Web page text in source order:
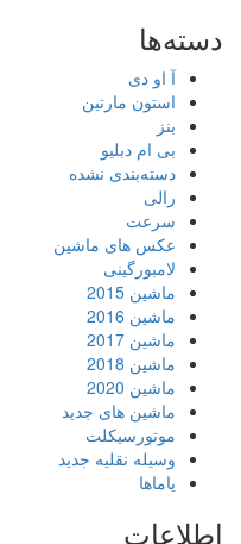
دسته‌ها
آ او دی
استون مارتین
بنز
بی ام دبلیو
دسته‌بندی نشده
رالی
سرعت
عکس های ماشین
لامبورگینی
ماشین 2015
ماشین 2016
ماشین 2017
ماشین 2018
ماشین 2020
ماشین های جدید
موتورسیکلت
وسیله نقلیه جدید
یاماها
اطلاعات